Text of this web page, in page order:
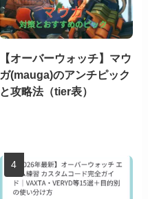
【オーバーウォッチ】マウ
ガ(mauga)のアンチピック
と攻略法（tier表）